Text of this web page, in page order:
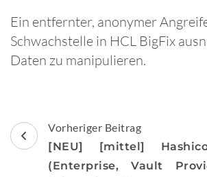
Ein entfernter, anonymer
Schwachstelle in HCL BigFix
Daten zu manipulieren.
Beitragsnavigation
Vorheriger Beitrag
[NEU] [mittel]
(Enterprise, Vault